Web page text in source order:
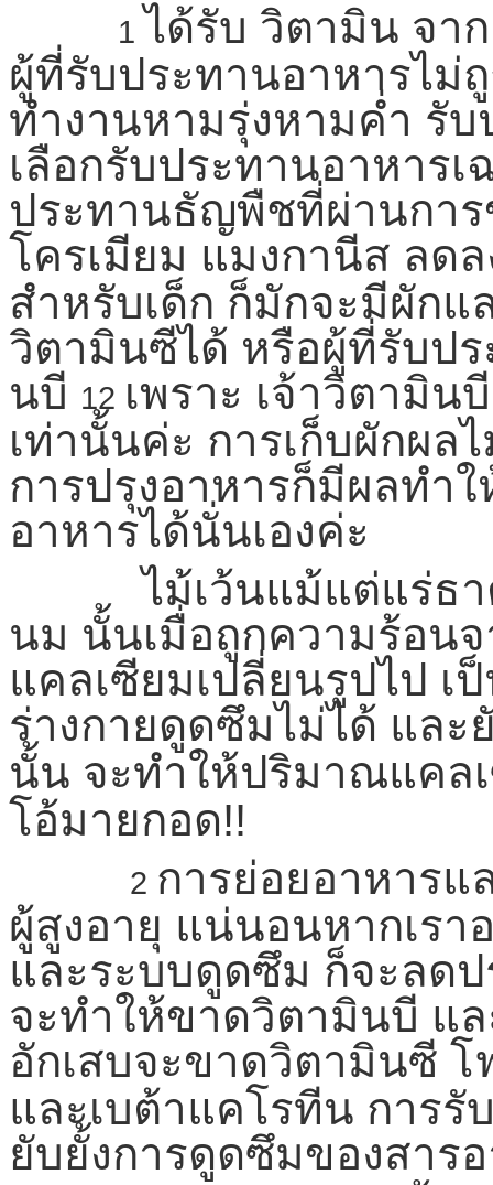
1 ได้รับ วิตามิน จา
ผู้ที่รับประทานอาหารไม่
ทำงานหามรุ่งหามค่ำ รั
เลือกรับประทานอาหาร
ประทานธัญพืชที่ผ่านการ
โครเมียม แมงกานีส ลด
สำหรับเด็ก ก็มักจะมีผักแ
วิตามินซีได้ หรือผู้ที่รับป
นบี 12 เพราะ เจ้าวิตามิน
เท่านั้นค่ะ การเก็บผักผ
การปรุงอาหารก็มีผลทำ
อาหารได้นั่นเองค่ะ
ไม้เว้นแม้แต่แร่ธาตุ
นม นั้นเมื่อถูกความร้อน
แคลเซียมเปลี่ยนรูปไป
ร่างกายดูดซึมไม่ได้ แล
นั้น จะทำให้ปริมาณแคล
โอ้มายกอด!!
2 การย่อยอาหาร
ผู้สูงอายุ แน่นอนหากเร
และระบบดูดซึม ก็จะลด
จะทำให้ขาดวิตามินบี แ
อักเสบจะขาดวิตามินซี
และเบต้าแคโรทีน การรั
ยับยั้งการดูดซึมของสาร